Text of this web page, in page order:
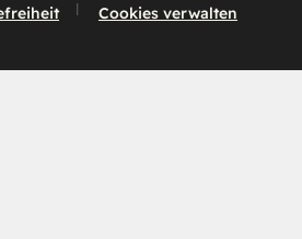
Cookies verwalten